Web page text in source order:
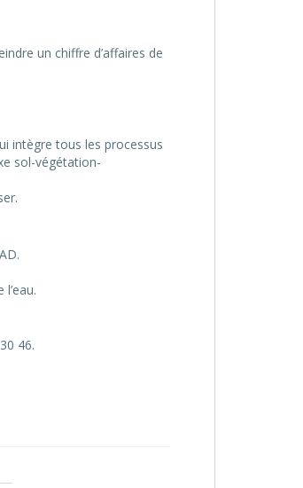
un chiffre d’affaires de
intègre tous les processus
sol-végétation-
46.